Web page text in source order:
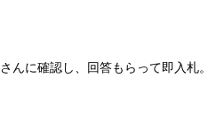
んに確認し、回答もらって即入札。